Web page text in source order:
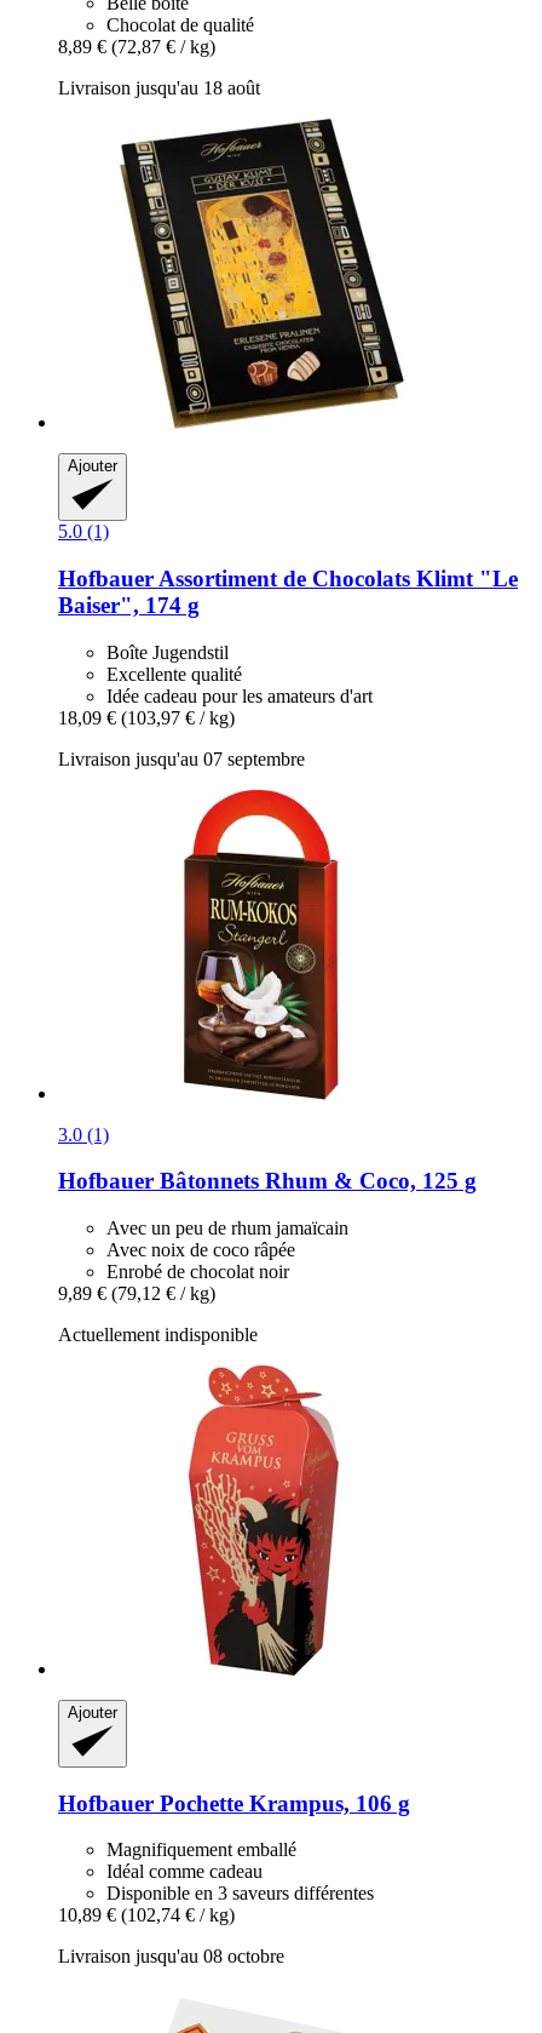
Chocolat de qualité
8,89 € (72,87 € / kg)
Livraison jusqu'au 18 août
Ajouter
5.0 (1)
Hofbauer Assortiment de Chocolats Klimt "Le
Baiser", 174 g
Boîte Jugendstil
Excellente qualité
Idée cadeau pour les amateurs d'art
18,09 € (103,97 € / kg)
Livraison jusqu'au 07 septembre
3.0 (1)
Hofbauer Bâtonnets Rhum & Coco, 125 g
Avec un peu de rhum jamaïcain
Avec noix de coco râpée
Enrobé de chocolat noir
9,89 € (79,12 € / kg)
Actuellement indisponible
Ajouter
Hofbauer Pochette Krampus, 106 g
Magnifiquement emballé
Idéal comme cadeau
Disponible en 3 saveurs différentes
10,89 € (102,74 € / kg)
Livraison jusqu'au 08 octobre